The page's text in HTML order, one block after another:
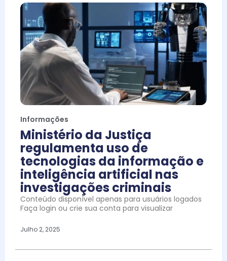
Informações
Ministério da Justiça
regulamenta uso de
tecnologias da informação e
inteligência artificial nas
investigações criminais
Conteúdo disponível apenas para usuários logados
Faça login ou crie sua conta para visualizar
Julho 2, 2025